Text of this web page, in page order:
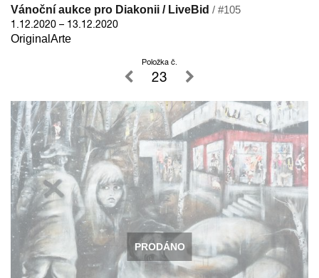
Vánoční aukce pro Diakonii / LiveBid / #105
1.12.2020 – 13.12.2020
OriginalArte
Položka č.
23
PRODÁNO